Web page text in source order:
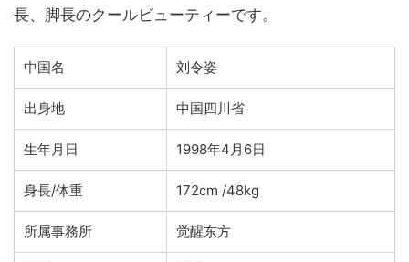
長、脚長のクールビューティーです。
中国名 刘令姿
出身地 中国四川省
生年月日 1998年4月6日
身長/体重 172cm /48kg
所属事務所 觉醒东方